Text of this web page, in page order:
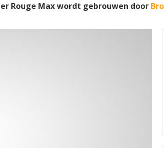
Rouge Max wordt gebrouwen door